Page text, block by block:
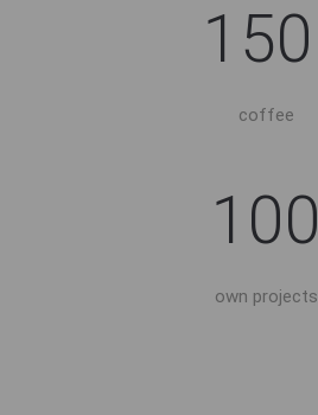
150l
coffee
100
own projects